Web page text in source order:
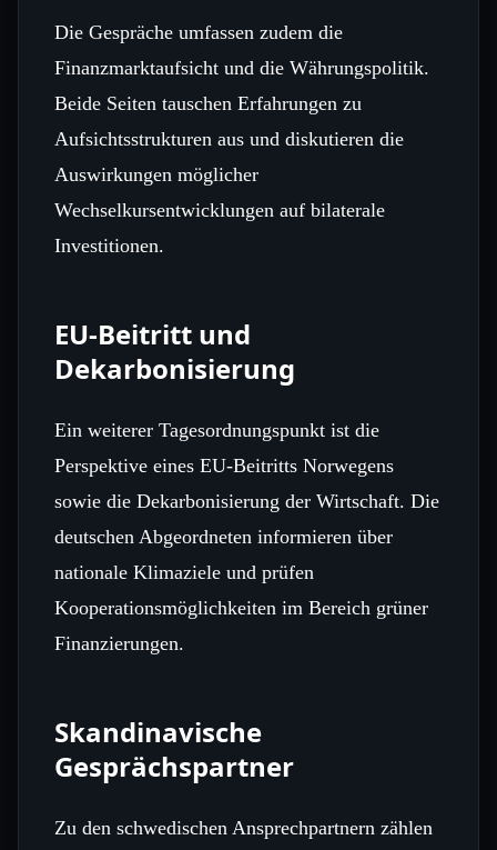
Die Gespräche umfassen zudem die
Finanzmarktaufsicht und die Währungspolitik.
Beide Seiten tauschen Erfahrungen zu
Aufsichtsstrukturen aus und diskutieren die
Auswirkungen möglicher
Wechselkursentwicklungen auf bilaterale
Investitionen.
EU-Beitritt und
Dekarbonisierung
Ein weiterer Tagesordnungspunkt ist die
Perspektive eines EU-Beitritts Norwegens
sowie die Dekarbonisierung der Wirtschaft. Die
deutschen Abgeordneten informieren über
nationale Klimaziele und prüfen
Kooperationsmöglichkeiten im Bereich grüner
Finanzierungen.
Skandinavische
Gesprächspartner
Zu den schwedischen Ansprechpartnern zählen